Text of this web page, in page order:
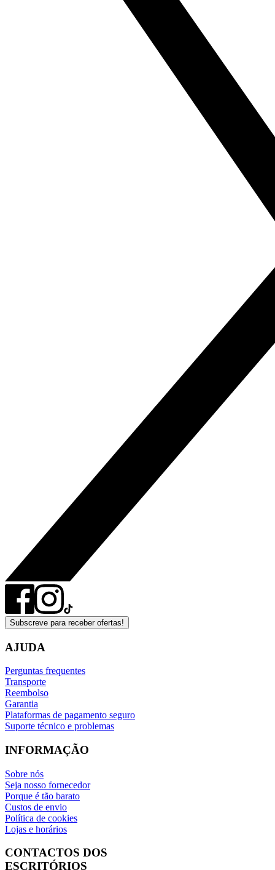
Subscreve para receber ofertas!
AJUDA
Perguntas frequentes
Transporte
Reembolso
Garantia
Plataformas de pagamento seguro
Suporte técnico e problemas
INFORMAÇÃO
Sobre nós
Seja nosso fornecedor
Porque é tão barato
Custos de envio
Política de cookies
Lojas e horários
CONTACTOS DOS
ESCRITÓRIOS